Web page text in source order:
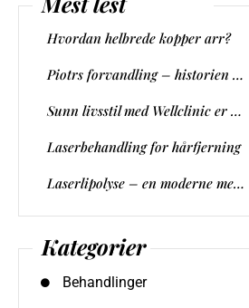
Hvordan helbrede kopper arr?
Piotrs forvandling – historien om Quantum Face-behandlingen
Sunn livsstil med Wellclinic er nøkkelen til 2024-metamorfosen
Laserbehandling for hårfjerning
Laserlipolyse – en moderne metode for kroppsformning og reduksjon av lokalt fettvev
Kategorier
Behandlinger